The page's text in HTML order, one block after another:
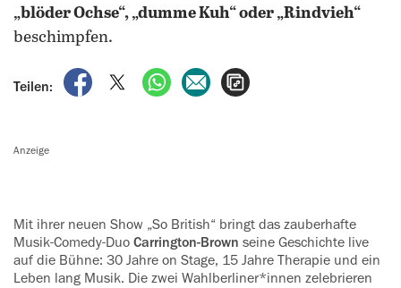
„blöder Ochse“, „dumme Kuh“ oder „Rindvieh“
beschimpfen.
Teilen:
auf Facebook teilen
auf X teilenper WhatsApp teilen
per E-Mail teilen
Anzeige
Mit ihrer neuen Show „So British“ bringt das zauberhafte
Musik-Comedy-Duo Carrington-Brown seine Geschichte live
auf die Bühne: 30 Jahre on Stage, 15 Jahre Therapie und ein
Leben lang Musik. Die zwei Wahlberliner*innen zelebrieren